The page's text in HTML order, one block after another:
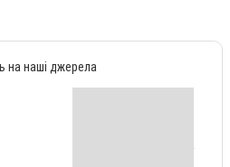
на наші джерела